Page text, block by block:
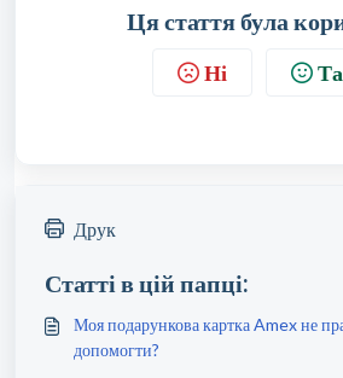
Ця стаття була
Ні
Друк
Статті в цій папці:
Моя подарункова картка Amex не
допомогти?